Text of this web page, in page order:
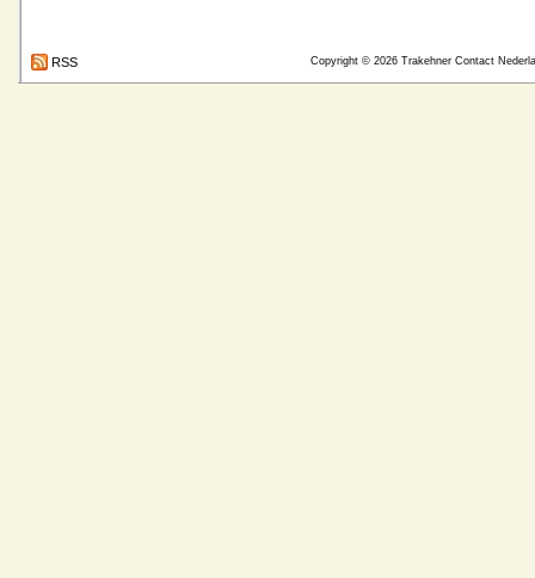
Copyright © 2026 Trakehner Contact
RSS